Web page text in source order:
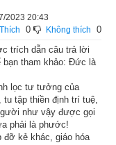
ngựa, quân dùng
thất bại, thua to
la, vào trong thành
ngày lo nghĩ.
trưởng giả giàu có,
chuyện vua Ba-
thành, liền đến tâu
Thích 0 Không thích 0
2023 20:43
trích dẫn câu trả lời
bạn tham khảo: Đức là
lọc tư tưởng của
tập thiền định trí tuệ,
như vậy được gọi
phải là phước!
đỡ kẻ khác, giáo hóa